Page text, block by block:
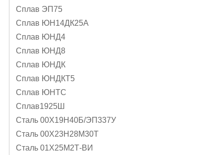
Сплав ЭП75
Сплав ЮН14ДК25А
Сплав ЮНД4
Сплав ЮНД8
Сплав ЮНДК
Сплав ЮНДКТ5
Сплав ЮНТС
Сплав1925Ш
Сталь 00Х19Н40Б/ЭП337У
Сталь 00Х23Н28М30Т
Сталь 01Х25М2Т-ВИ